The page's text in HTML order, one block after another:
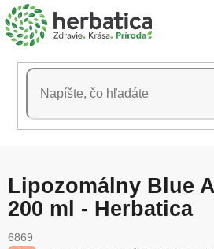
Prejsť
na
obsah
Lipozomálny Blue
200 ml - Herbatica
6869